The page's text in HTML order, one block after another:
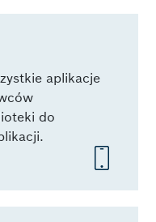
aplikacje
do